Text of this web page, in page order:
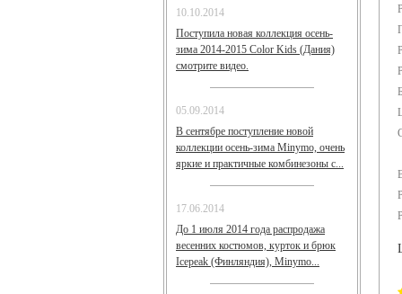
10.10.2014
Поступила новая коллекция осень-
зима 2014-2015 Color Kids (Дания)
смотрите видео.
05.09.2014
В сентябре поступление новой
коллекции осень-зима Minymo, очень
яркие и практичные комбинезоны с...
17.06.2014
До 1 июля 2014 года распродажа
весенних костюмов, курток и брюк
Icepeak (Финляндия), Minymo...